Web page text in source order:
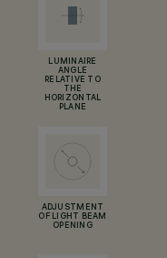
LUMINAIRE
ANGLE
RELATIVE TO
THE
HORIZONTAL
PLANE
ADJUSTMENT
OF LIGHT BEAM
OPENING